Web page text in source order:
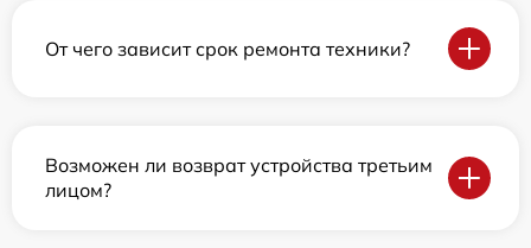
От чего зависит срок ремонта техники?
Возможен ли возврат устройства третьим
лицом?